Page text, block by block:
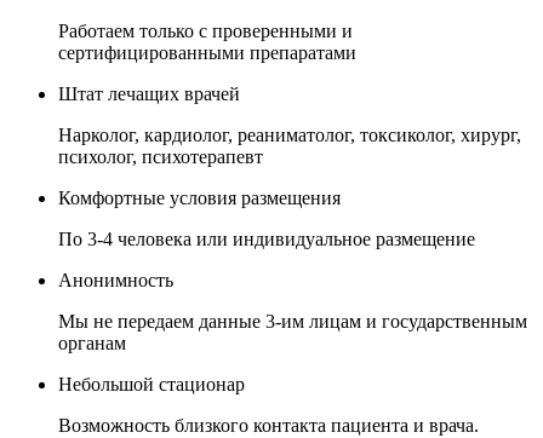
Работаем только с проверенными и
сертифицированными препаратами
Штат лечащих врачей
Нарколог, кардиолог, реаниматолог, токсиколог, хирург,
психолог, психотерапевт
Комфортные условия размещения
По 3-4 человека или индивидуальное размещение
Анонимность
Мы не передаем данные 3-им лицам и государственным
органам
Небольшой стационар
Возможность близкого контакта пациента и врача.